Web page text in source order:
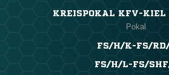
KREISPOKAL KFV-
Pokal
FS/H/K-FS/
FS/H/L-FS/